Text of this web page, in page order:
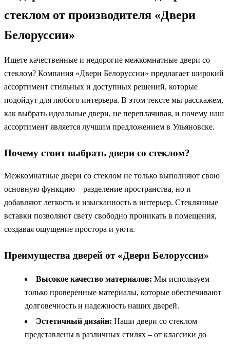
стеклом от производителя «Двери
Белоруссии»
Ищете качественные и недорогие межкомнатные двери со
стеклом? Компания «Двери Белоруссии» предлагает широкий
ассортимент стильных и доступных решений, которые
подойдут для любого интерьера. В этом тексте мы расскажем,
как выбрать идеальные двери, не переплачивая, и почему наш
ассортимент является лучшим предложением в Ульяновске.
Почему стоит выбрать двери со стеклом?
Межкомнатные двери со стеклом не только выполняют свою
основную функцию – разделение пространства, но и
добавляют легкость и изысканность в интерьер. Стеклянные
вставки позволяют свету свободно проникать в помещения,
создавая ощущение простора и уюта.
Преимущества дверей от «Двери Белоруссии»
Высокое качество материалов: Мы используем
только проверенные материалы, которые обеспечивают
долговечность и надежность наших дверей.
Эстетичный дизайн: Наши двери со стеклом
представлены в различных стилях – от классики до